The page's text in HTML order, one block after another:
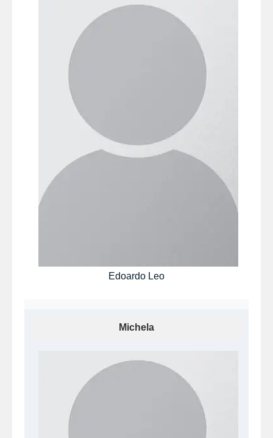
Edoardo Leo
Michela